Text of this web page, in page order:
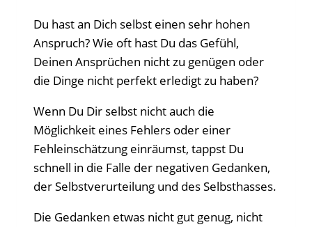
Du hast an Dich selbst einen sehr hohen
Anspruch? Wie oft hast Du das Gefühl,
Deinen Ansprüchen nicht zu genügen oder
die Dinge nicht perfekt erledigt zu haben?
Wenn Du Dir selbst nicht auch die
Möglichkeit eines Fehlers oder einer
Fehleinschätzung einräumst, tappst Du
schnell in die Falle der negativen Gedanken,
der Selbstverurteilung und des Selbsthasses.
Die Gedanken etwas nicht gut genug, nicht